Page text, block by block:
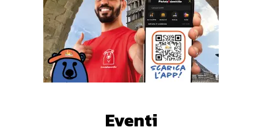
Eventi